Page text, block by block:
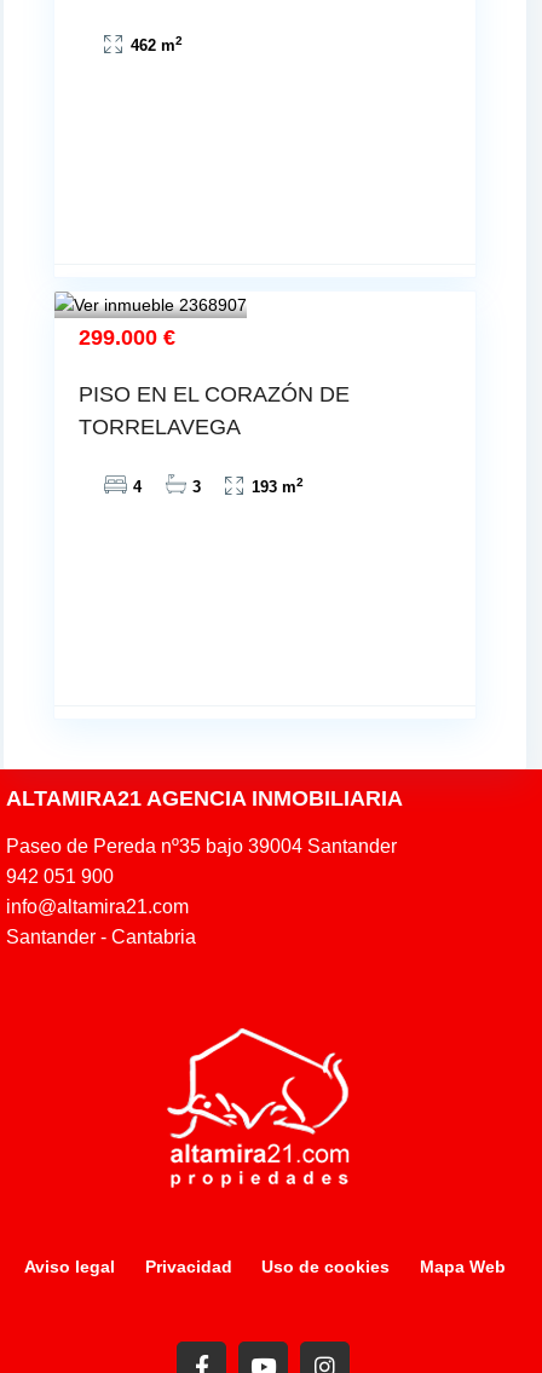
462 m2
299.000 €
PISO EN EL CORAZÓN DE
TORRELAVEGA
4 3 193 m2
ALTAMIRA21 AGENCIA INMOBILIARIA
Paseo de Pereda nº35 bajo 39004 Santander
942 051 900
info@altamira21.com
Santander - Cantabria
Aviso legal Privacidad Uso de cookies Mapa Web